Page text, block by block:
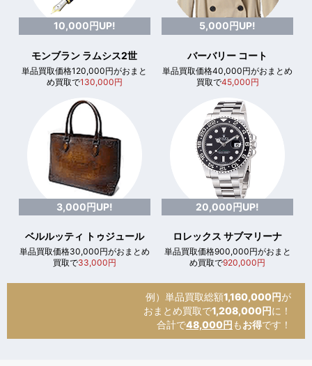
10,000円UP!
モンブラン ラムシス2世
単品買取価格120,000円がおまと
め買取で130,000円
5,000円UP!
バーバリー コート
単品買取価格40,000円がおまとめ
買取で45,000円
3,000円UP!
ベルルッティ トゥジュール
単品買取価格30,000円がおまとめ
買取で33,000円
20,000円UP!
ロレックス サブマリーナ
単品買取価格900,000円がおまと
め買取で920,000円
例）単品買取総額1,160,000円が
おまとめ買取で1,208,000円に！
合計で48,000円 もお得です！